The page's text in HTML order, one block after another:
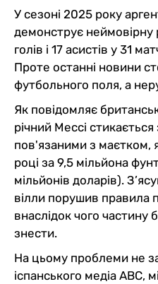
У сезоні 2025 року
демонструє неймовірну
голів і 17 асистів у 31
Проте останні новини
футбольного поля, а
Як повідомляє
річний Мессі
пов'язаними з маєтком,
році за 9,5 мільйона
мільйонів доларів).
вілли порушив правила
внаслідок чого частину
знести.
На цьому проблеми не
іспанського медіа ABC,